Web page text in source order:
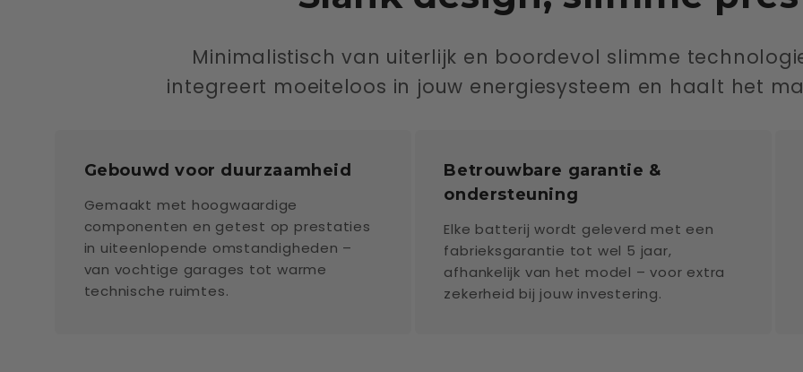
Minimalistisch van uiterlijk en boordevol slimme
integreert moeiteloos in jouw energiesysteem en haalt het
Gebouwd voor duurzaamheid
Gemaakt met hoogwaardige
componenten en getest op prestaties
in uiteenlopende omstandigheden –
van vochtige garages tot warme
technische ruimtes.
Betrouwbare garantie &
ondersteuning
Elke batterij wordt geleverd met een
fabrieksgarantie tot wel 5 jaar,
afhankelijk van het model – voor extra
zekerheid bij jouw investering.